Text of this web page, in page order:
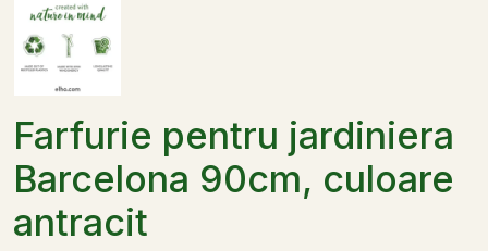
Farfurie pentru jardiniera
Barcelona 90cm, culoare
antracit